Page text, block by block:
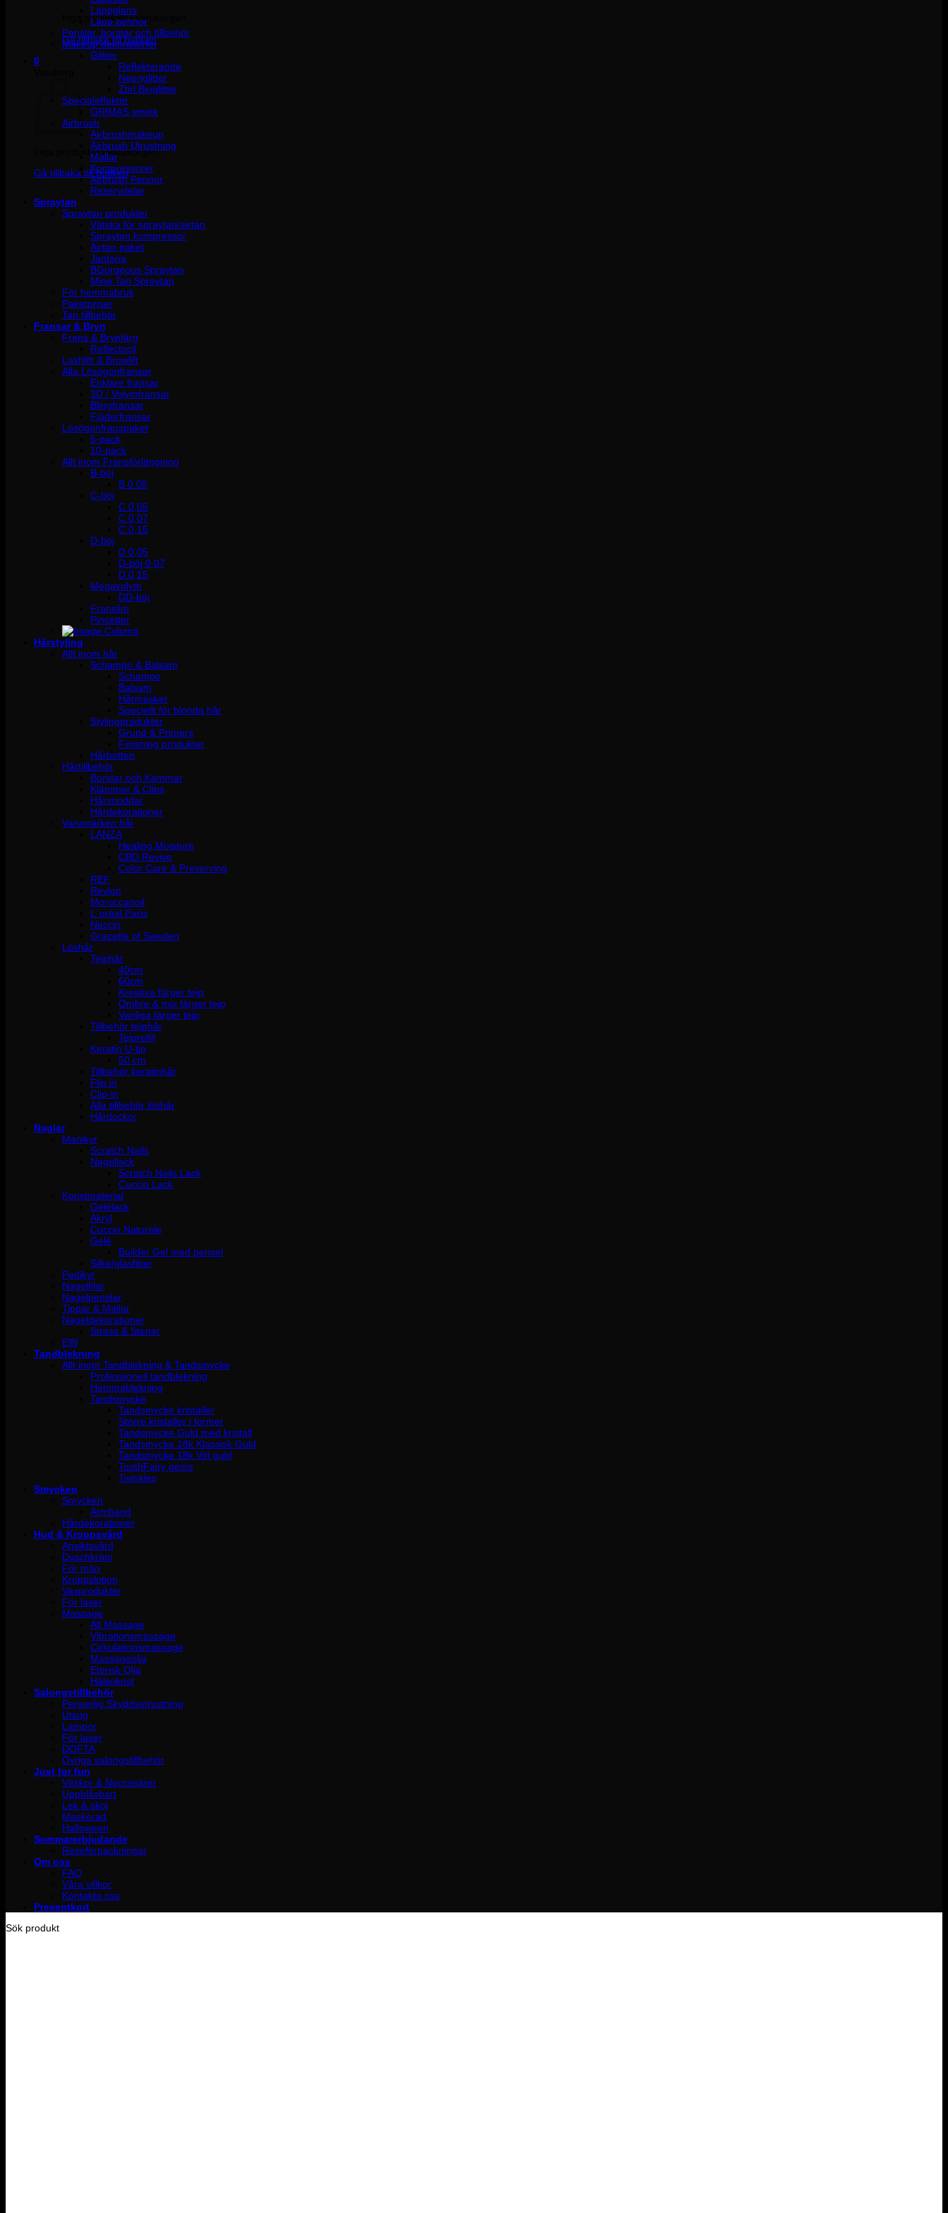
Inga produkter i varukorgen.
Gå tillbaka till butiken
0
Inga produkter i varukorgen.
Gå tillbaka till butiken
Läppglans
Läpp pennor
Penslar, borstar och tillbehör
Makeup dekorationer
Glitter
Reflekterande
Neonglitter
Ztirl Bioglitter
Specialeffekter
GRIMAS smink
Airbrush
Airbrushmakeup
Airbrush Utrustning
Mallar
Kompressorer
Airbrush Pennor
Reservdelar
Spraytan
Spraytan produkter
Vätska för spraytan/airtan
Spraytan kompressor
Airtan paket
Jantana
BGorgeous Spraytan
Mine Tan Spraytan
För hemmabruk
Paketpriser
Tan tillbehör
Fransar & Bryn
Frans & Brynfärg
Reflectocil
Lashlift & Browlift
Alla Lösögonfransar
Enklare fransar
3D / Volymfransar
Blingfransar
Fjäderfransar
Lösögonfranspaket
5-pack
10-pack
Allt inom Fransförlängning
B-böj
B 0.05
C-böj
C 0,05
C 0,07
C 0,15
D-böj
D 0,05
D-böj 0,07
D 0,15
Megavolym
DD-böj
Franslim
Pincetter
Hårstyling
Allt inom hår
Schampo & Balsam
Schampo
Balsam
Hårmasker
Speciellt för blonda hår
Stylingprodukter
Grund & Primers
Finishing produkter
Hårbotten
Hårtillbehör
Borstar och Kammar
Klämmor & Clips
Hårsnoddar
Hårdekorationer
Varumärken hår
LANZA
Healing Moisture
CBD Revive
Color Care & Preserving
REF
Revlon
Moroccanoil
L´oréal Paris
Neccin
Grazette of Sweden
Löshår
Tejphår
40cm
60cm
Kreativa färger tejp
Ombre & mix färger tejp
Vanliga färger tejp
Tillbehör tejphår
Tejprefill
Keratin U-tip
50 cm
Tillbehör keratinhår
Flip in
Clip-in
Alla tillbehör löshår
Hårdockor
Naglar
Manikyr
Scratch Nails
Nagellack
Scratch Nails Lack
Cuccio Lack
Konstmaterial
Gelélack
Akryl
Cuccio Naturale
Gelé
Builder Gel med pensel
Silke/glasfiber
Pedikyr
Nagelfilar
Nagelpenslar
Tippar & Mallar
Nageldekorationer
Strass & Stenar
Elfil
Tandblekning
Allt inom Tandblekning & Tandsmycke
Professionell tandblekning
Hemmablekning
Tandsmycke
Tandsmycke kristaller
Större kristaller i former
Tandsmycke Guld med kristall
Tandsmycke 18k Klassisk Guld
Tandsmycke 18k Vitt guld
ToothFairy gems
Twinkles
Smycken
Smycken
Armband
Hårdekorationer
Hud & Kroppsvård
Ansiktsvård
Duschkräm
För män
Kroppslotion
Vaxprodukter
För laser
Massage
All Massage
Vibrationsmassage
Cirkulationsmassage
Massageolja
Eterisk Olja
Hälsokost
Salongstillbehör
Personlig Skyddsutrustning
Utsug
Lampor
För laser
DOFTA
Övriga salongstillbehör
Just for fun
Väskor & Neccesärer
Uppblåsbart
Lek & skoj
Maskerad
Halloween
Sommarerbjudande
Reseförpackningar
Om oss
FAQ
Våra villkor
Kontakta oss
Presentkort
Sök produkt